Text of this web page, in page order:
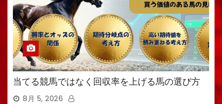
当てる競馬ではなく回収率を上げる馬の選び方
8月 5, 2026